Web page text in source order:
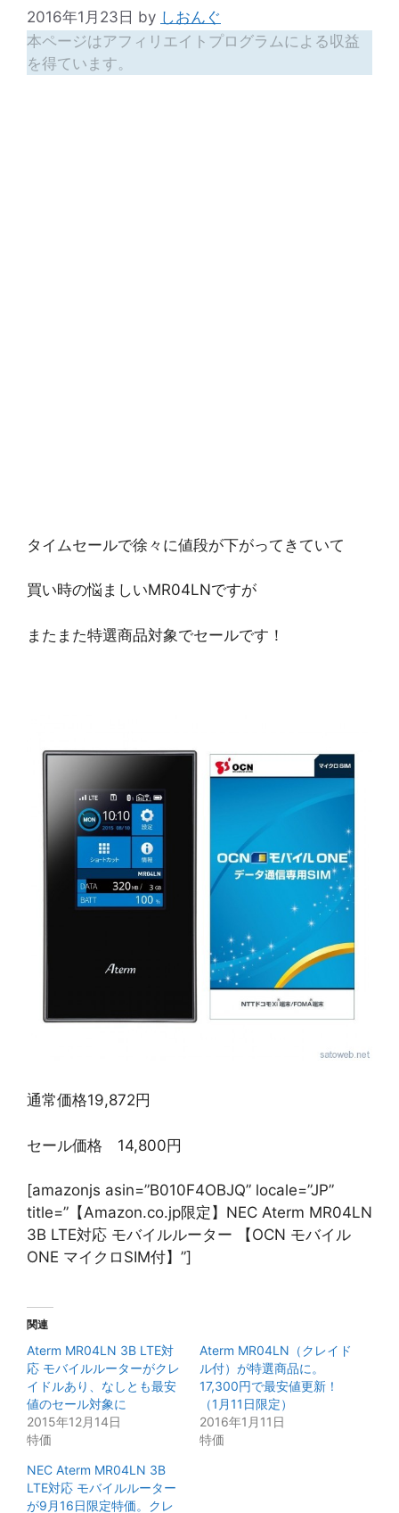
2016年1月23日 by しおんぐ
本ページはアフィリエイトプログラムによる収益
を得ています。
タイムセールで徐々に値段が下がってきていて
買い時の悩ましいMR04LNですが
またまた特選商品対象でセールです！
通常価格19,872円
セール価格 14,800円
[amazonjs asin=”B010F4OBJQ” locale=”JP”
title=”【Amazon.co.jp限定】NEC Aterm MR04LN
3B LTE対応 モバイルルーター 【OCN モバイル
ONE マイクロSIM付】”]
関連
Aterm MR04LN 3B LTE対
応 モバイルルーターがクレ
イドルあり、なしとも最安
値のセール対象に
2015年12月14日
特価
Aterm MR04LN（クレイド
ル付）が特選商品に。
17,300円で最安値更新！
（1月11日限定）
2016年1月11日
特価
NEC Aterm MR04LN 3B
LTE対応 モバイルルーター
が9月16日限定特価。クレ